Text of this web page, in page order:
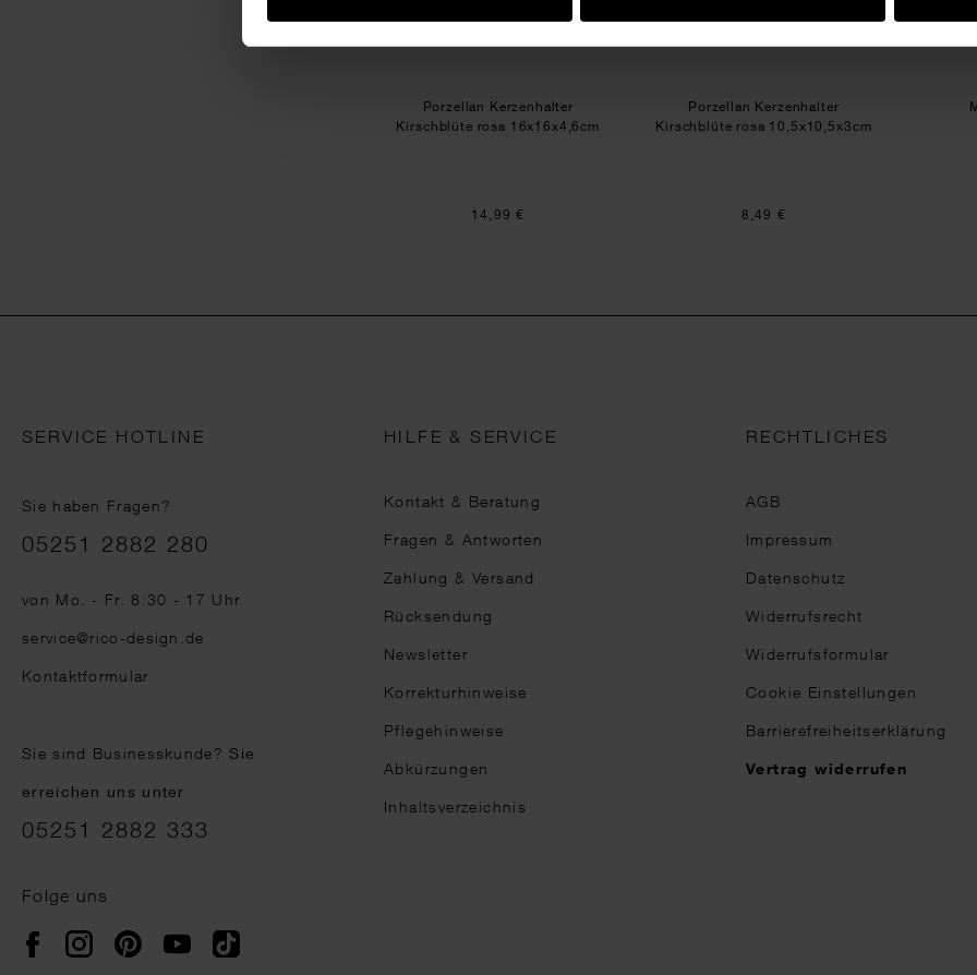
Porzellan Kerzenhalter
Kirschblüte rosa 16x16x4,6cm
14,99 €
Porzellan Kerzenhalter
Kirschblüte rosa 10,5x10,5x3cm
8,49 €
SERVICE HOTLINE
Sie haben Fragen?
Telefonnummer
05251 2882 280
von Mo. - Fr. 8:30 - 17 Uhr
service@rico-design.de
Kontaktformular
Sie sind Businesskunde?Sie
erreichen uns unter
05251 2882 333
Folge uns
FacebookInstagramPinterestYouTubeTikTok
HILFE & SERVICE
Kontakt & Beratung
Fragen & Antworten
Zahlung & Versand
Rücksendung
Newsletter
Korrekturhinweise
Pflegehinweise
Abkürzungen
Inhaltsverzeichnis
RECHTLICHES
AGB
Impressum
Datenschutz
Widerrufsrecht
Widerrufsformular
Cookie Einstellungen
Barrierefreiheitserklärung
Vertrag widerrufen